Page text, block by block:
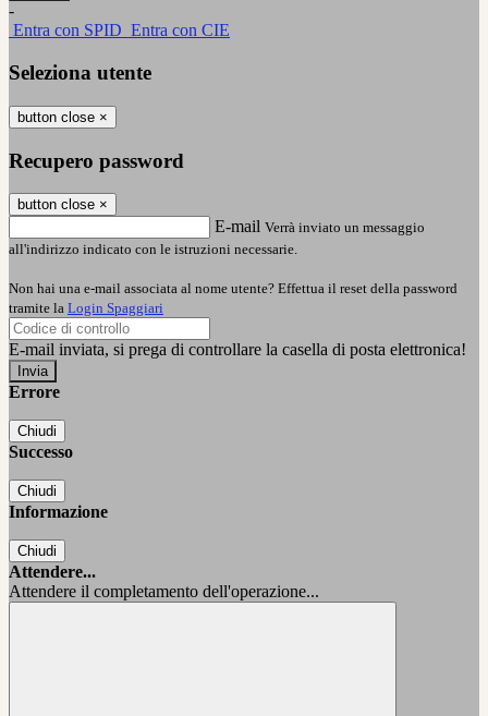
-
Entra con SPID Entra con CIE
Seleziona utente
button close ×
Recupero password
button close ×
E-mail Verrà inviato un messaggio
all'indirizzo indicato con le istruzioni necessarie.
Non hai una e-mail associata al nome utente? Effettua il reset della password
tramite la Login Spaggiari
E-mail inviata, si prega di controllare la casella di posta elettronica!
Errore
Chiudi
Successo
Chiudi
Informazione
Chiudi
Attendere...
Attendere il completamento dell'operazione...